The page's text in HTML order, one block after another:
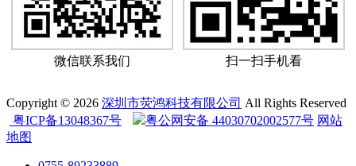
微信联系我们 扫一扫手机看
Copyright © 2026 深圳市荧鸿科技有限公司 All Rights Reserved
粤ICP备13048367号
粤公网安备 44030702002577号 网站
地图